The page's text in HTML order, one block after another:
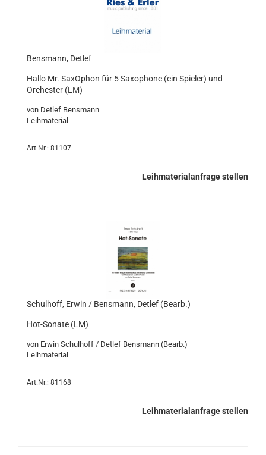
Bensmann, Detlef
Hallo Mr. SaxOphon für 5 Saxophone (ein Spieler) und
Orchester (LM)
von Detlef Bensmann
Leihmaterial
Art.Nr.: 81107
Leihmaterialanfrage stellen
Schulhoff, Erwin / Bensmann, Detlef (Bearb.)
Hot-Sonate (LM)
von Erwin Schulhoff / Detlef Bensmann (Bearb.)
Leihmaterial
Art.Nr.: 81168
Leihmaterialanfrage stellen